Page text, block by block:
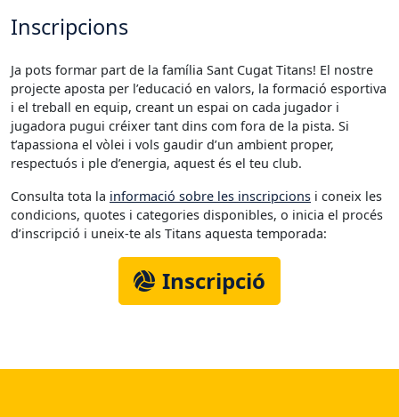
Inscripcions
Ja pots formar part de la família Sant Cugat Titans! El nostre
projecte aposta per l’educació en valors, la formació esportiva
i el treball en equip, creant un espai on cada jugador i
jugadora pugui créixer tant dins com fora de la pista. Si
t’apassiona el vòlei i vols gaudir d’un ambient proper,
respectuós i ple d’energia, aquest és el teu club.
Consulta tota la informació sobre les inscripcions i coneix les
condicions, quotes i categories disponibles, o inicia el procés
d’inscripció i uneix-te als Titans aquesta temporada:
Inscripció